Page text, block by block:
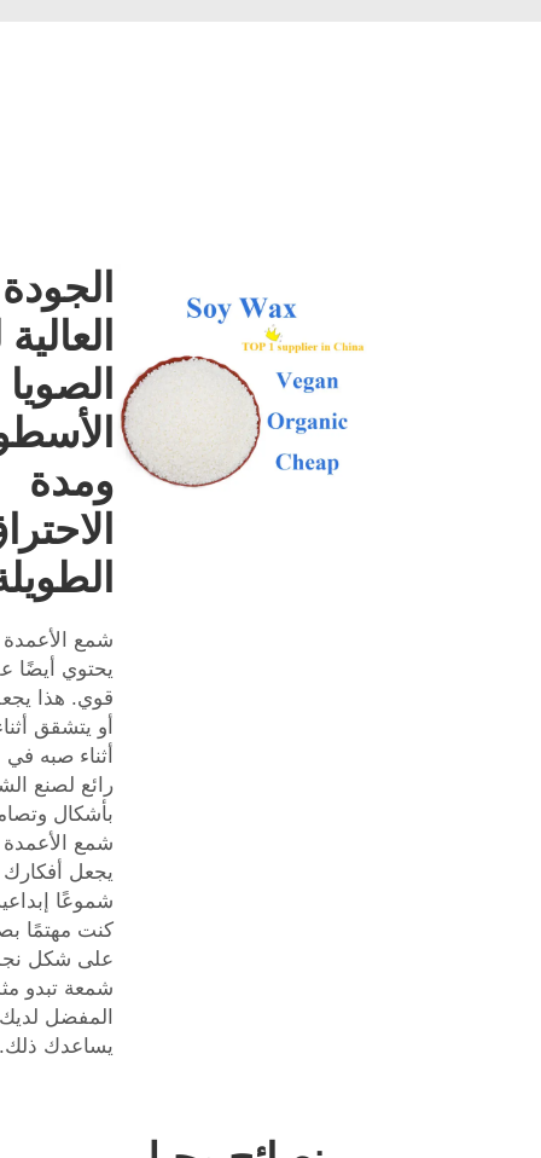
الجودة
الصويا
ومدة
شمع الأعمدة
يحتوي أيضًا
قوي. هذا
أو يتشقق
أثناء صبه
رائع لصنع
بأشكال
شمع الأعمدة
يجعل
شموعًا
كنت مهتمًا
على شكل
شمعة تبدو
المفضل
يساعدك ذلك.